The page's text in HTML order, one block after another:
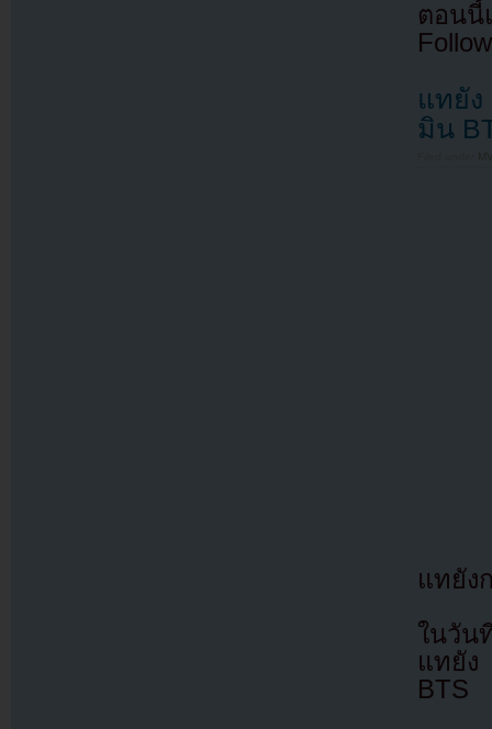
ตอนนี้
แทยัง
มิน
แทยัง
ในวัน
แทยัง
BTS